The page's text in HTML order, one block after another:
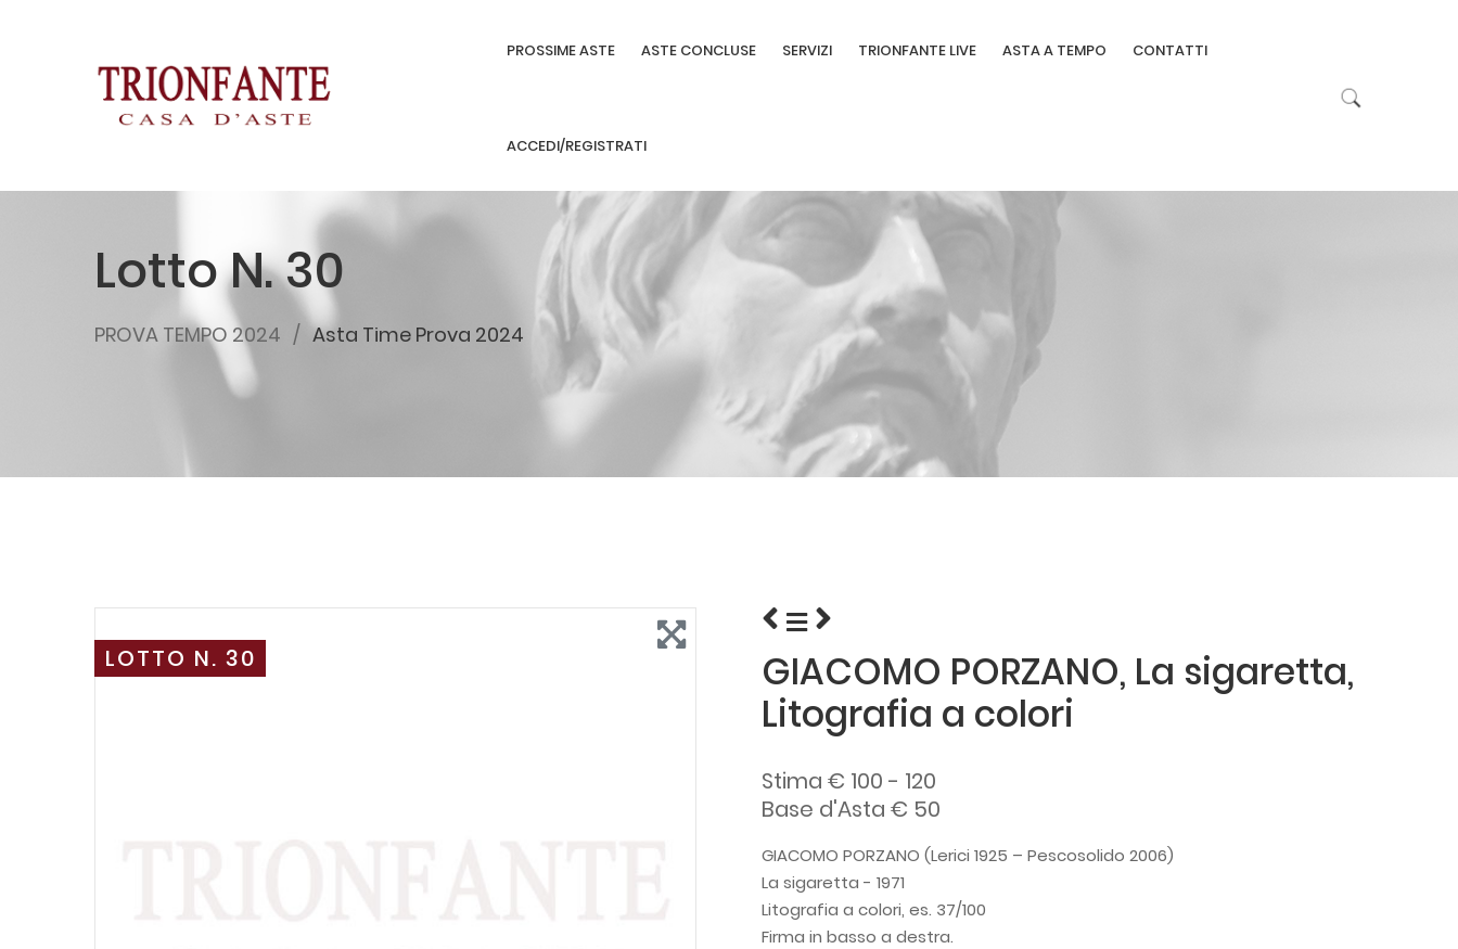
PROSSIME ASTE ASTE CONCLUSE SERVIZI TRIONFANTE LIVE ASTA A TEMPO CONTATTI
ACCEDI/REGISTRATI
Lotto N. 30
PROVA TEMPO 2024 Asta Time Prova 2024
LOTTO N. 30
GIACOMO PORZANO, La sigaretta,
Litografia a colori
Stima € 100 - 120
Base d'Asta € 50
GIACOMO PORZANO (Lerici 1925 – Pescosolido 2006)
La sigaretta - 1971
Litografia a colori, es. 37/100
Firma in basso a destra.